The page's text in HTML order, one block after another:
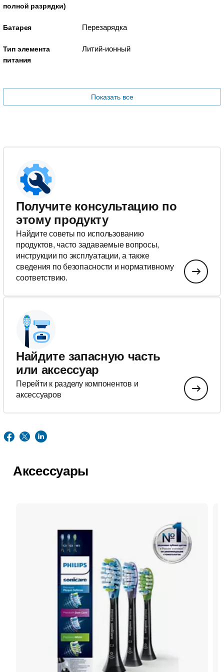
полной разрядки)
Батарея Перезарядка
Тип элемента
питания
Литий-ионный
Показать все
Получите консультацию по
этому продукту
Найдите советы по использованию
продуктов, часто задаваемые вопросы,
инструкции по эксплуатации, а также
сведения по безопасности и нормативному
соответствию.
Найдите запасную часть
или аксессуар
Перейти к разделу компонентов и
аксессуаров
Аксессуары